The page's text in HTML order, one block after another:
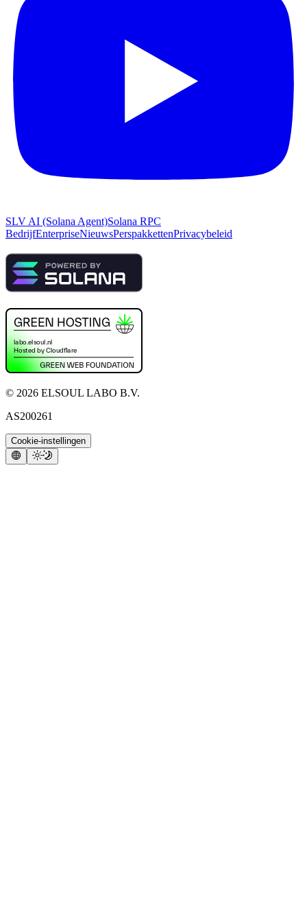
SLV AI (Solana Agent)Solana RPC
BedrijfEnterpriseNieuwsPerspakkettenPrivacybeleid
© 2026 ELSOUL LABO B.V.
AS200261
Cookie-instellingen